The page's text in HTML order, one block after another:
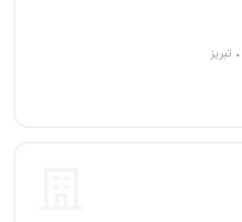
تبریز